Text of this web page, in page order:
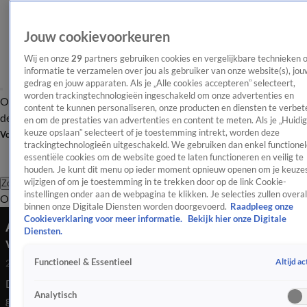
OverzichtAfleveringen Entertainment TV Algemeen
Tip
de redactieNieuwsbrief
Volg Shownieuws
Zoeken
OverzichtEntertainmentSpraakmakendRealityCrimeVideo's
Advocaat Ali B vraagt om vrijspraak van
verkrachting Naomi
26 mrt 2026, 14:59
De advocaat van Ali B heeft bij het gerechtshof in Amsterdam
gepleit om de rapper in hoger beroep vrij te spreken van het
Jouw cookievoorkeuren
Wij en onze 29 partners gebruiken cookies en vergelijkbare technieken
informatie te verzamelen over jou als gebruiker van onze website(s),
gedrag en jouw apparaten. Als je „Alle cookies accepteren” selecteert,
worden trackingtechnologieën ingeschakeld om onze advertenties en
content te kunnen personaliseren, onze producten en diensten te
en om de prestaties van advertenties en content te meten. Als je
keuze opslaan” selecteert of je toestemming intrekt, worden deze
trackingtechnologieën uitgeschakeld. We gebruiken dan enkel
essentiële cookies om de website goed te laten functioneren en veilig te
houden. Je kunt dit menu op ieder moment opnieuw openen om je
wijzigen of om je toestemming in te trekken door op de link Cookie-
instellingen onder aan de webpagina te klikken. Je selecties zullen overal
binnen onze Digitale Diensten worden doorgevoerd. Raadpleeg onze
Cookieverklaring voor meer informatie.
Bekijk hier onze Digitale
Diensten.
Functioneel & Essentieel Altijd
Analytisch